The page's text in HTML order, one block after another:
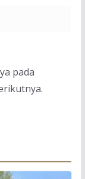
pada